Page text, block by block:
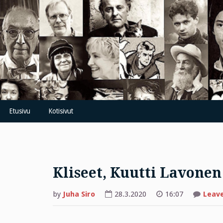
Skip
to
content
Etusivu Kotisivut
Kliseet, Kuutti
by Juha Siro 28.3.2020 16:07